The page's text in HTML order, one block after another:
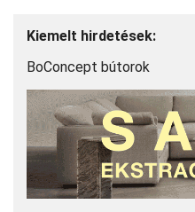
Kiemelt hirdetések:
BoConcept bútorok